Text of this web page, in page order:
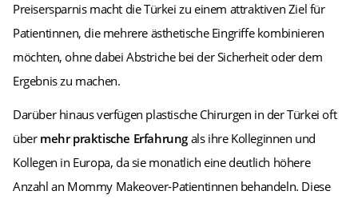
Preisersparnis macht die Türkei zu einem attraktiven Ziel für
Patientinnen, die mehrere ästhetische Eingriffe kombinieren
möchten, ohne dabei Abstriche bei der Sicherheit oder dem
Ergebnis zu machen.
Darüber hinaus verfügen plastische Chirurgen in der Türkei oft
über mehr praktische Erfahrung als ihre Kolleginnen und
Kollegen in Europa, da sie monatlich eine deutlich höhere
Anzahl an Mommy Makeover-Patientinnen behandeln. Diese